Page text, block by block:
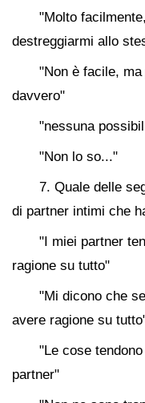
"Molto
destreggiarmi allo
"Non è facile,
davvero"
"nessuna
"Non lo so..."
7. Quale delle
di partner intimi che
"I miei partner
ragione su tutto"
"Mi dicono che
avere ragione su
"Le cose
partner"